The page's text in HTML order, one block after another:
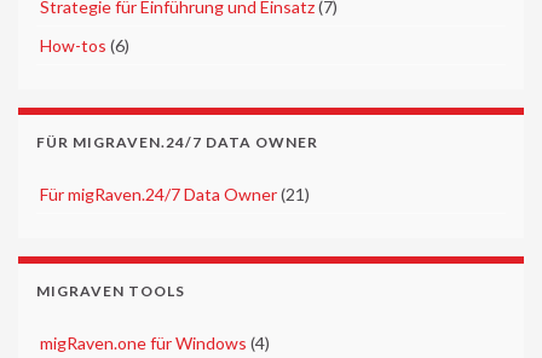
Strategie für Einführung und Einsatz(7)
How-tos (6)
FÜR MIGRAVEN.24/7 DATA OWNER
Für migRaven.24/7 Data Owner(21)
MIGRAVEN TOOLS
migRaven.one für Windows (4)